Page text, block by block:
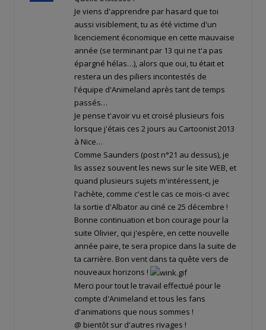
Je viens d'apprendre par hasard que toi
aussi visiblement, tu as été victime d'un
licenciement économique en cette mauvaise
année (se terminant par 13 qui ne t'a pas
épargné hélas…), alors que oui, tu était et
restera un des piliers incontestés de
l'équipe d'Animeland après tant de temps
passés…
Je pense t'avoir vu et croisé plusieurs fois
lorsque j'étais ces 2 jours au Cartoonist 2013
à Nice…
Comme Saunders (post n°21 au dessus), je
lis assez souvent les news sur le site WEB, et
quand plusieurs sujets m'intéressent, je
l'achète, comme c'est le cas ce mois-ci avec
la sortie d'Albator au ciné ce 25 décembre !
Bonne continuation et bon courage pour la
suite Olivier, qui j'espère, en cette nouvelle
année paire, te sera propice dans la suite de
ta carrière. Bon vent dans ta quête vers de
nouveaux horizons !
Merci pour tout le travail effectué pour le
compte d'Animeland et tous les fans
d'animations que nous sommes !
@ bientôt sur d'autres rivages !